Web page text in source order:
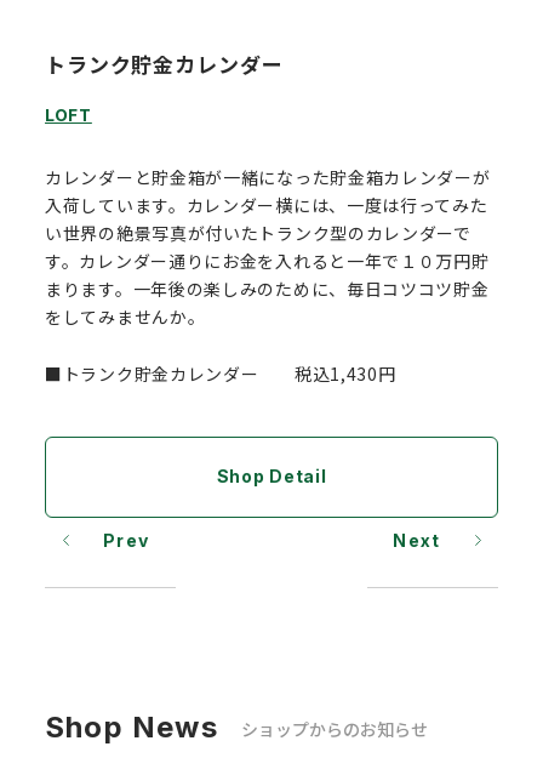
トランク貯金カレンダー
LOFT
カレンダーと貯金箱が一緒になった貯金箱カレンダーが
入荷しています。カレンダー横には、一度は行ってみた
い世界の絶景写真が付いたトランク型のカレンダーで
す。カレンダー通りにお金を入れると一年で１０万円貯
まります。一年後の楽しみのために、毎日コツコツ貯金
をしてみませんか。
■トランク貯金カレンダー 税込1,430円
Shop Detail
Prev Next
Shop News ショップからのお知らせ